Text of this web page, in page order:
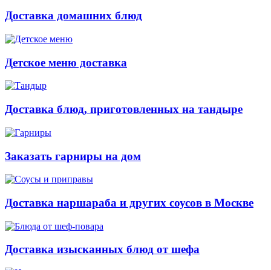
Доставка домашних блюд
Детское меню доставка
Доставка блюд, приготовленных на тандыре
Заказать гарниры на дом
Доставка наршараба и других соусов в Москве
Доставка изысканных блюд от шефа